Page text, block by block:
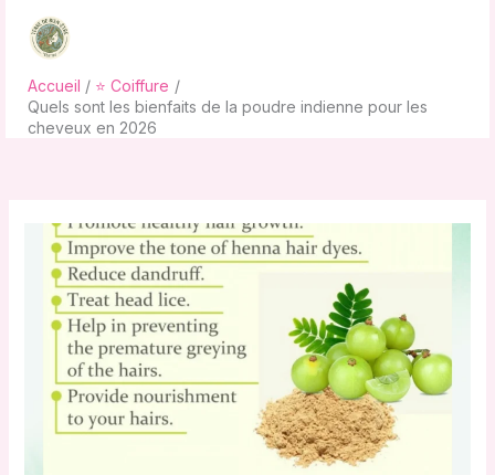
contenu
Accueil
⭐ Coiffure
Quels sont les bienfaits de la poudre indienne pour les
cheveux en 2026